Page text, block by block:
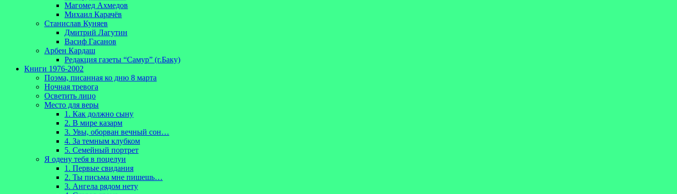
Магомед Ахмедов
Михаил Карачёв
Станислав Куняев
Дмитрий Лагутин
Васиф Гасанов
Арбен Кардаш
Редакция газеты “Самур” (г.Баку)
Книги 1976-2002
Поэма, писанная ко дню 8 марта
Ночная тревога
Осветить лицо
Место для веры
1. Как должно сыну
2. В мире казарм
3. Увы, оборван вечный сон…
4. За темным клубком
5. Семейный портрет
Я одену тебя в поцелуи
1. Первые свидания
2. Ты письма мне пишешь…
3. Ангела рядом нету